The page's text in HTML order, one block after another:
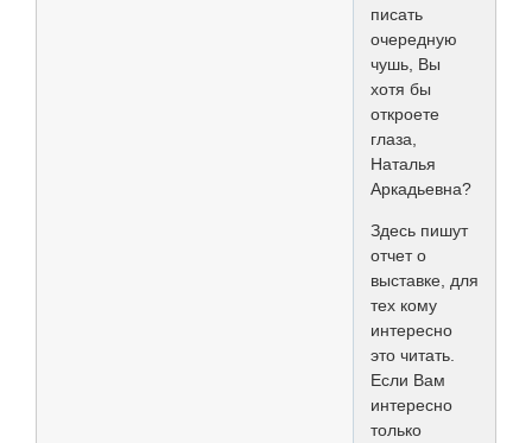
писать
очередную
чушь, Вы
хотя бы
откроете
глаза,
Наталья
Аркадьевна?
Здесь пишут
отчет о
выставке, для
тех кому
интересно
это читать.
Если Вам
интересно
только